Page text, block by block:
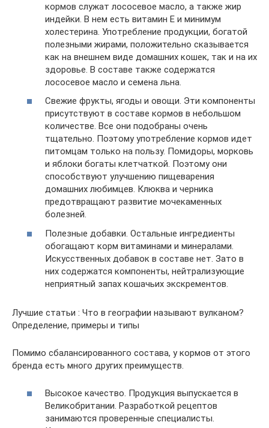
кормов служат лососевое масло, а также жир
индейки. В нем есть витамин Е и минимум
холестерина. Употребление продукции, богатой
полезными жирами, положительно сказывается
как на внешнем виде домашних кошек, так и на их
здоровье. В составе также содержатся
лососевое масло и семена льна.
Свежие фрукты, ягоды и овощи. Эти компоненты
присутствуют в составе кормов в небольшом
количестве. Все они подобраны очень
тщательно. Поэтому употребление кормов идет
питомцам только на пользу. Помидоры, морковь
и яблоки богаты клетчаткой. Поэтому они
способствуют улучшению пищеварения
домашних любимцев. Клюква и черника
предотвращают развитие мочекаменных
болезней.
Полезные добавки. Остальные ингредиенты
обогащают корм витаминами и минералами.
Искусственных добавок в составе нет. Зато в
них содержатся компоненты, нейтрализующие
неприятный запах кошачьих экскрементов.
Лучшие статьи : Что в географии называют вулканом?
Определение, примеры и типы
Помимо сбалансированного состава, у кормов от этого
бренда есть много других преимуществ.
Высокое качество. Продукция выпускается в
Великобритании. Разработкой рецептов
занимаются проверенные специалисты.